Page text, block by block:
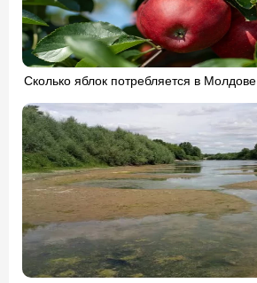
Сколько яблок потребляется в Молдове